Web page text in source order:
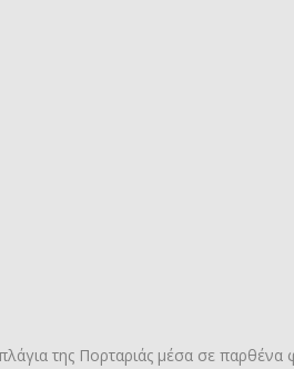
της Πορταριάς μέσα σε παρθένα